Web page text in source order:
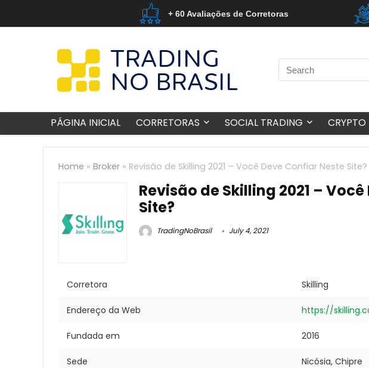
+ 60 Avaliações de Corretoras
PÁGINA INICIAL CORRETORAS SOCIAL TRADING CRYPTO
Home » Broker » Revisão de Skilling 2021 – Você Deve Confiar Neste Site?
Revisão de Skilling 2021 –
Site?
TradingNoBrasil July 4, 2021
Corretora Skilling
Endereço da Web https://
Fundada em 2016
Sede Nicósia, Chipre